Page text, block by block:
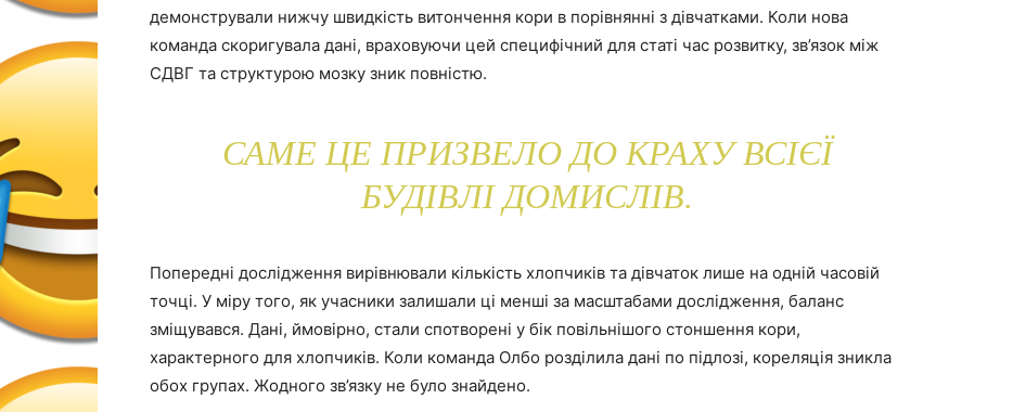
демонстрували нижчу швидкість витончення кори в порівнянні з дівчатками. Коли нова
команда скоригувала дані, враховуючи цей специфічний для статі час розвитку, зв’язок між
СДВГ та структурою мозку зник повністю.
САМЕ ЦЕ ПРИЗВЕЛО ДО КРАХУ ВСІЄЇ
БУДІВЛІ ДОМИСЛІВ.
Попередні дослідження вирівнювали кількість хлопчиків та дівчаток лише на одній часовій
точці. У міру того, як учасники залишали ці менші за масштабами дослідження, баланс
зміщувався. Дані, ймовірно, стали спотворені у бік повільнішого стоншення кори,
характерного для хлопчиків. Коли команда Олбо розділила дані по підлозі, кореляція зникла
обох групах. Жодного зв’язку не було знайдено.